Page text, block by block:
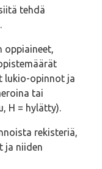
tehdä
oppiaineet,
lukio-opinnot ja
tai
H = hylätty).
rekisteriä,
ja niiden